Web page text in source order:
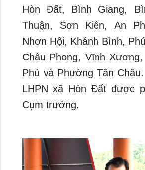
Hòn Đất, Bình Giang,
Thuận, Sơn Kiên, An
Nhơn Hội, Khánh Bình,
Châu Phong, Vĩnh
Phú và Phường Tân
LHPN xã Hòn Đất được
Cụm trưởng.